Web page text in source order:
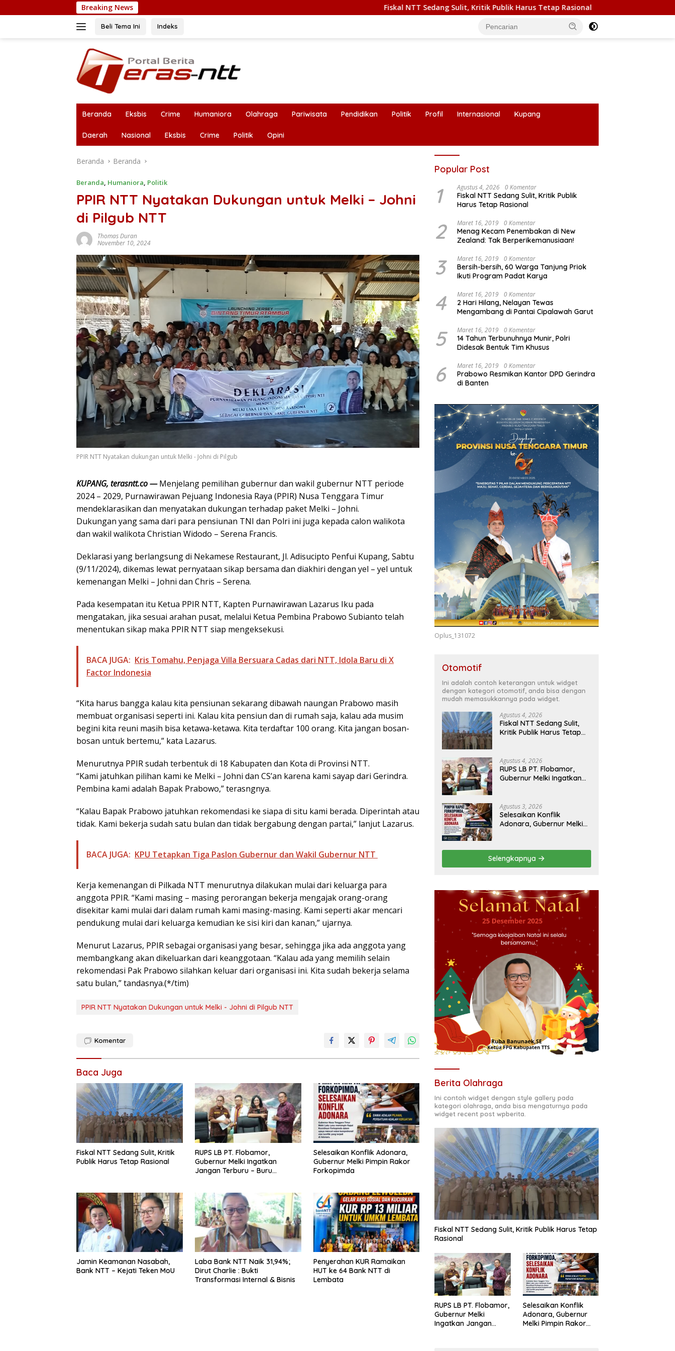
ke
Breaking News Fiskal NTT Sedang Sulit, Kritik Publik Harus Tetap Rasional RUPS LB PT. Flobamor,
Beli Tema Ini Indeks
Beranda Eksbis Crime Humaniora Olahraga Pariwisata Pendidikan Politik Profil Internasional Kupang
Daerah Nasional Eksbis Crime Politik Opini
Beranda Beranda
Beranda, Humaniora, Politik
PPIR NTT Nyatakan Dukungan untuk Melki – Johni
di Pilgub NTT
Thomas Duran
November 10, 2024
PPIR NTT Nyatakan dukungan untuk Melki - Johni di Pilgub
KUPANG, terasntt.co —Menjelang pemilihan gubernur dan wakil gubernur NTT periode
2024 – 2029, Purnawirawan Pejuang Indonesia Raya (PPIR) Nusa Tenggara Timur
mendeklarasikan dan menyatakan dukungan terhadap paket Melki – Johni.
Dukungan yang sama dari para pensiunan TNI dan Polri ini juga kepada calon walikota
dan wakil walikota Christian Widodo – Serena Francis.
Deklarasi yang berlangsung di Nekamese Restaurant, Jl. Adisucipto Penfui Kupang, Sabtu
(9/11/2024), dikemas lewat pernyataan sikap bersama dan diakhiri dengan yel – yel untuk
kemenangan Melki – Johni dan Chris – Serena.
Pada kesempatan itu Ketua PPIR NTT, Kapten Purnawirawan Lazarus Iku pada
mengatakan, jika sesuai arahan pusat, melalui Ketua Pembina Prabowo Subianto telah
menentukan sikap maka PPIR NTT siap mengeksekusi.
BACA JUGA: Kris Tomahu, Penjaga Villa Bersuara Cadas dari NTT, Idola Baru di X
Factor Indonesia
“Kita harus bangga kalau kita pensiunan sekarang dibawah naungan Prabowo masih
membuat organisasi seperti ini. Kalau kita pensiun dan di rumah saja, kalau ada musim
begini kita reuni masih bisa ketawa-ketawa. Kita terdaftar 100 orang. Kita jangan bosan-
bosan untuk bertemu,” kata Lazarus.
Menurutnya PPIR sudah terbentuk di 18 Kabupaten dan Kota di Provinsi NTT.
“Kami jatuhkan pilihan kami ke Melki – Johni dan CS’an karena kami sayap dari Gerindra.
Pembina kami adalah Bapak Prabowo,” terasngnya.
“Kalau Bapak Prabowo jatuhkan rekomendasi ke siapa di situ kami berada. Diperintah atau
tidak. Kami bekerja sudah satu bulan dan tidak bergabung dengan partai,” lanjut Lazarus.
BACA JUGA: KPU Tetapkan Tiga Paslon Gubernur dan Wakil Gubernur NTT
Kerja kemenangan di Pilkada NTT menurutnya dilakukan mulai dari keluarga para
anggota PPIR. “Kami masing – masing perorangan bekerja mengajak orang-orang
disekitar kami mulai dari dalam rumah kami masing-masing. Kami seperti akar mencari
pendukung mulai dari keluarga kemudian ke sisi kiri dan kanan,” ujarnya.
Menurut Lazarus, PPIR sebagai organisasi yang besar, sehingga jika ada anggota yang
membangkang akan dikeluarkan dari keanggotaan. “Kalau ada yang memilih selain
rekomendasi Pak Prabowo silahkan keluar dari organisasi ini. Kita sudah bekerja selama
satu bulan,” tandasnya.(*/tim)
PPIR NTT Nyatakan Dukungan untuk Melki - Johni di Pilgub NTT
Komentar
Baca Juga
Fiskal NTT Sedang Sulit, Kritik
Publik Harus Tetap Rasional
RUPS LB PT. Flobamor,
Gubernur Melki Ingatkan
Jangan Terburu – Buru
Selesaikan Konflik Adonara,
Gubernur Melki Pimpin Rakor
Forkopimda
Jamin Keamanan Nasabah,
Bank NTT – Kejati Teken MoU
Laba Bank NTT Naik 31,94%;
Dirut Charlie : Bukti
Transformasi Internal & Bisnis
Penyerahan KUR Ramaikan
HUT ke 64 Bank NTT di
Lembata
Popular Post
1 Agustus 4, 2026 0 Komentar
Fiskal NTT Sedang Sulit, Kritik Publik
Harus Tetap Rasional
2 Maret 16, 2019 0 Komentar
Menag Kecam Penembakan di New
Zealand: Tak Berperikemanusiaan!
3 Maret 16, 2019 0 Komentar
Bersih-bersih, 60 Warga Tanjung Priok
Ikuti Program Padat Karya
4 Maret 16, 2019 0 Komentar
2 Hari Hilang, Nelayan Tewas
Mengambang di Pantai Cipalawah Garut
5 Maret 16, 2019 0 Komentar
14 Tahun Terbunuhnya Munir, Polri
Didesak Bentuk Tim Khusus
6 Maret 16, 2019 0 Komentar
Prabowo Resmikan Kantor DPD Gerindra
di Banten
Oplus_131072
Otomotif
Ini adalah contoh keterangan untuk widget
dengan kategori otomotif, anda bisa dengan
mudah memasukkannya pada widget.
Agustus 4, 2026
Fiskal NTT Sedang Sulit,
Kritik Publik Harus Tetap
Agustus 4, 2026
RUPS LB PT. Flobamor,
Gubernur Melki Ingatkan
Fondasinya Belum Kuat
Agustus 3, 2026
Selesaikan Konflik
Adonara, Gubernur Melki
Selengkapnya
Berita Olahraga
Ini contoh widget dengan style gallery pada
kategori olahraga, anda bisa mengaturnya pada
widget recent post wpberita.
Fiskal NTT Sedang Sulit, Kritik Publik Harus Tetap
Rasional
RUPS LB PT. Flobamor,
Gubernur Melki
Ingatkan Jangan
Selesaikan Konflik
Adonara, Gubernur
Melki Pimpin Rakor